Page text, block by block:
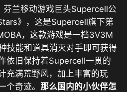
芬兰移动游戏巨头Supercell公
》，这是Supercell旗下第
，这款游戏是一档3V3M
技能和道具消灭对手即可获得
依旧保持着Supercell一贯的
充满荒野风，加上丰富的玩
个奇迹。那么国内的小伙伴怎